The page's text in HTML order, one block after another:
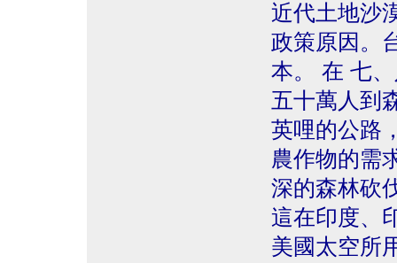
近代土地沙
政策原因。
本。 在 七
五十萬人到
英哩的公路
農作物的需
深的森林砍
這在印度、
美國太空所